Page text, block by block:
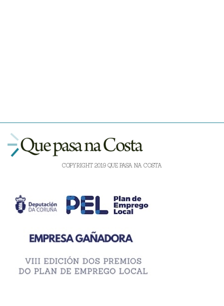
COPYRIGHT 2019 QUE PASA NA COSTA